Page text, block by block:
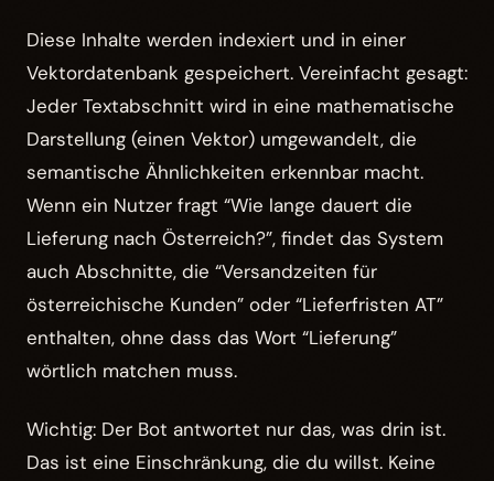
Diese Inhalte werden indexiert und in einer
Vektordatenbank gespeichert. Vereinfacht gesagt:
Jeder Textabschnitt wird in eine mathematische
Darstellung (einen Vektor) umgewandelt, die
semantische Ähnlichkeiten erkennbar macht.
Wenn ein Nutzer fragt “Wie lange dauert die
Lieferung nach Österreich?”, findet das System
auch Abschnitte, die “Versandzeiten für
österreichische Kunden” oder “Lieferfristen AT”
enthalten, ohne dass das Wort “Lieferung”
wörtlich matchen muss.
Wichtig: Der Bot antwortet nur das, was drin ist.
Das ist eine Einschränkung, die du willst. Keine